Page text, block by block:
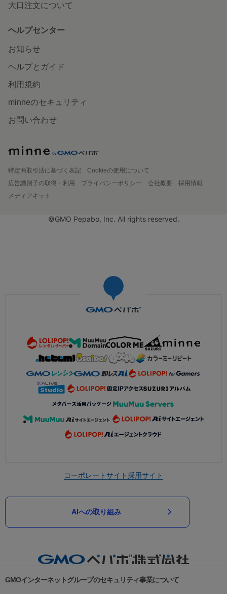
大口注文について
ヘルプセンター
お知らせ
ヘルプとガイド
利用規約
minneのセキュリティ
お問い合わせ
特定商取引法に基づく表記
Cookieの使用について
広告識別子の取得・利用
プライバシーポリシー 会社概要
採用情報
メディアキット
©GMO Pepabo, Inc. All rights reserved.
コーポレートサイト採用サイト
AIへの取り組み
GMOインターネットグループのセキュリティ事業について